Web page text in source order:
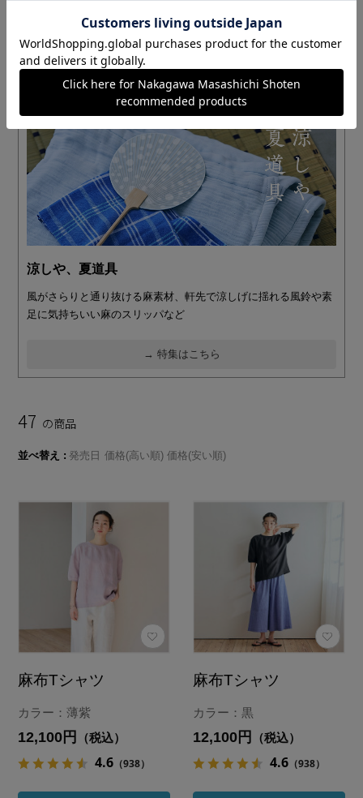
涼しや、夏道具
風がさらりと通り抜ける麻素材、軒先で涼しげに揺れる風鈴や素
足に気持ちいい麻のスリッパなど
→ 特集はこちら
47 の商品
並べ替え 発売日 価格(高い順) 価格(安い順)
麻布Tシャツ
カラー：薄紫
12,100円 （税込）
4.6 （938）
麻布Tシャツ
カラー：黒
12,100円 （税込）
4.6 （938）